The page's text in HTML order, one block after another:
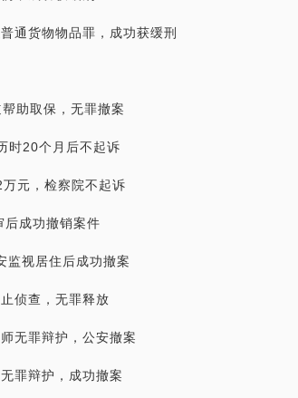
通货物物品罪，成功获缓刑
助取保，无罪撤案
时20个月后不起诉
元，检察院不起诉
后成功撤销案件
监视居住后成功撤案
侦查，无罪释放
无罪辩护，公安撤案
罪辩护，成功撤案